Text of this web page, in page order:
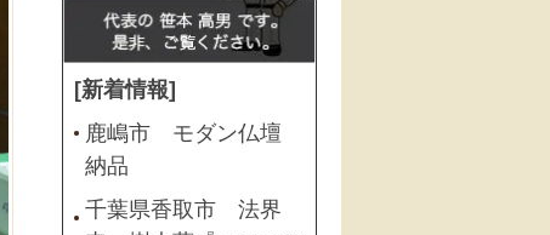
[新着情報]
鹿嶋市 モダン仏壇
納品
千葉県香取市 法界